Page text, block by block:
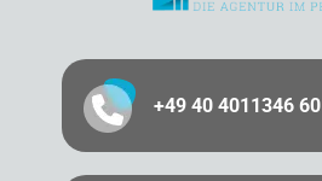
+49 40 4011346 60